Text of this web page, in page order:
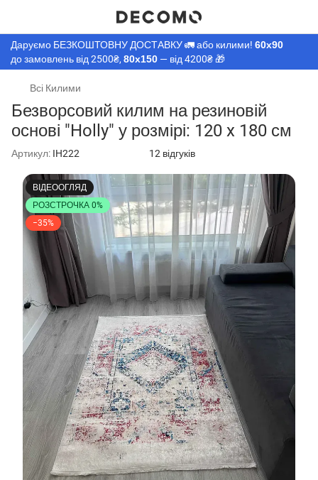
Даруємо БЕЗКОШТОВНУ ДОСТАВКУ 🚛 або килими! 60х90
до замовлень від 2500₴, 80х150 — від 4200₴ 🎁
Всі Килими
Безворсовий килим на резиновій
основі "Holly" у розмірі: 120 x 180 см
Артикул: IH222 12 відгуків
ВІДЕООГЛЯД
РОЗСТРОЧКА 0%
−35%